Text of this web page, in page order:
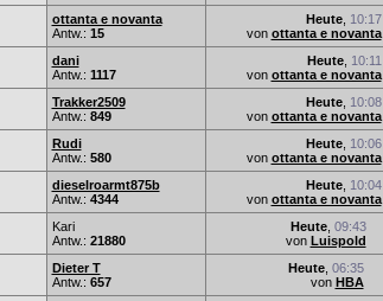
ottanta e novanta
Antw.: 15
Heute, 10:17
von ottanta e novanta
dani
Antw.: 1117
Heute, 10:11
von ottanta e novanta
Trakker2509
Antw.: 849
Heute, 10:08
von ottanta e novanta
Rudi
Antw.: 580
Heute, 10:06
von ottanta e novanta
dieselroarmt875b
Antw.: 4344
Heute, 10:04
von ottanta e novanta
Kari
Antw.: 21880
Heute, 09:43
von Luispold
Dieter T
Antw.: 657
Heute, 06:35
von HBA